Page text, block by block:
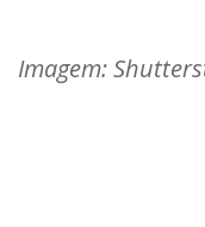
Imagem: